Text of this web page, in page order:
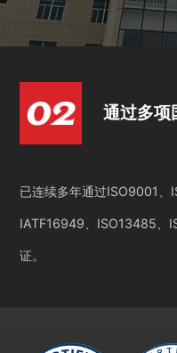
通过多项
已连续多年通过ISO9001、
IATF16949、ISO13485、
证。